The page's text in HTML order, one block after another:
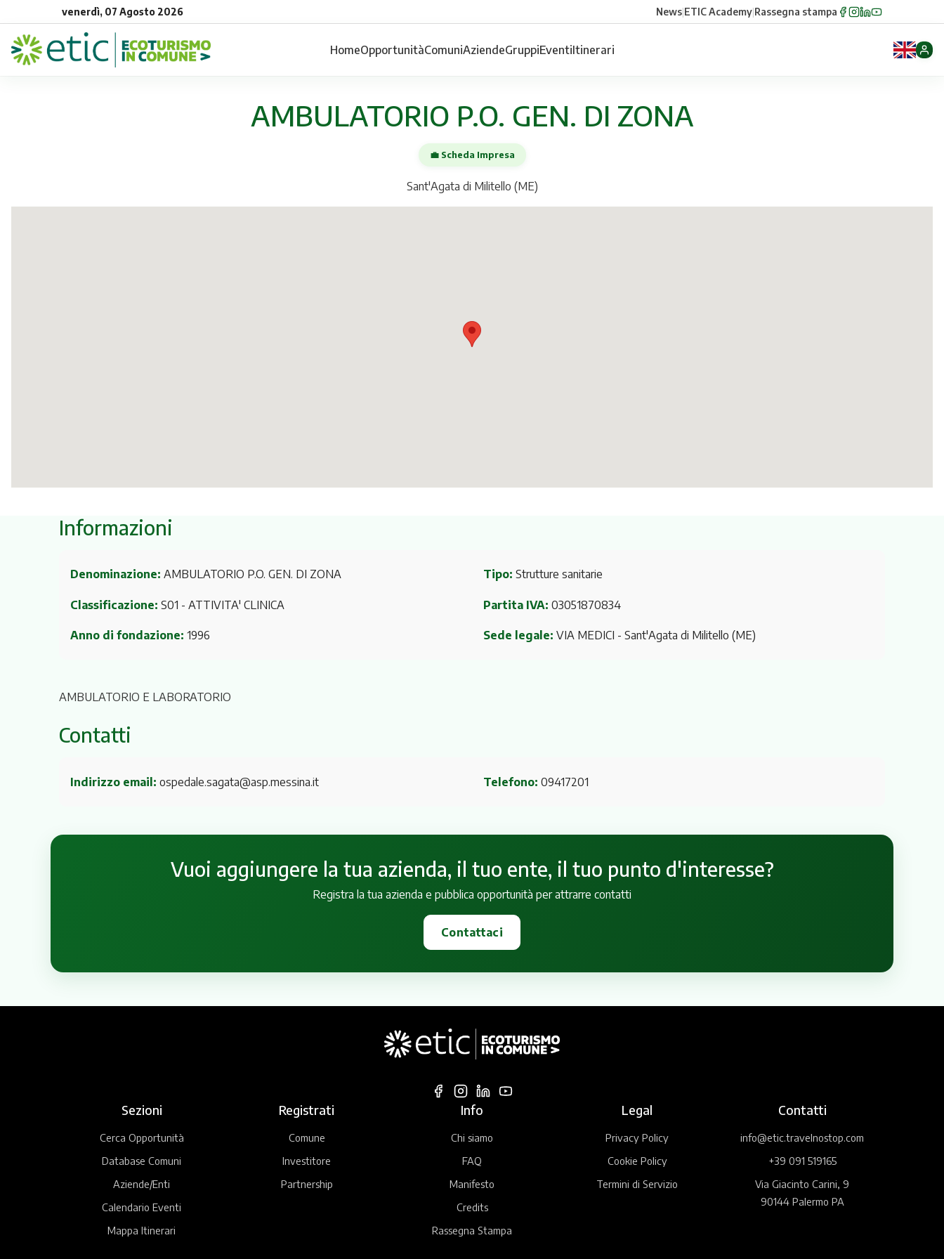
venerdì, 07 Agosto 2026 News|ETIC Academy|Rassegna stampa
HomeOpportunitàComuniAziendeGruppiEventiItinerari
AMBULATORIO P.O. GEN. DI ZONA
💼 Scheda Impresa
Sant'Agata di Militello (ME)
Informazioni
Denominazione: AMBULATORIO P.O. GEN. DI ZONA Tipo: Strutture sanitarie
Classificazione: S01 - ATTIVITA' CLINICA Partita IVA: 03051870834
Anno di fondazione: 1996 Sede legale: VIA MEDICI - Sant'Agata di Militello (ME)
AMBULATORIO E LABORATORIO
Contatti
Indirizzo email: ospedale.sagata@asp.messina.it Telefono: 09417201
Vuoi aggiungere la tua azienda, il tuo ente, il tuo punto d'interesse?
Registra la tua azienda e pubblica opportunità per attrarre contatti
Contattaci
Sezioni
Cerca Opportunità
Database Comuni
Aziende/Enti
Calendario Eventi
Mappa Itinerari
Registrati
Comune
Investitore
Partnership
Info
Chi siamo
FAQ
Manifesto
Credits
Rassegna Stampa
Legal
Privacy Policy
Cookie Policy
Termini di Servizio
Contatti
info@etic.travelnostop.com
+39 091 519165
Via Giacinto Carini, 9
90144 Palermo PA